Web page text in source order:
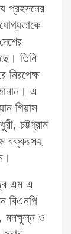
প্রহসনের
তিনি
নিরপেক্ষ
এ
গিয়াস
চট্টগ্রাম
বক্করসহ
এম এ
বিএনপি
মনক্ষুন্ন ও